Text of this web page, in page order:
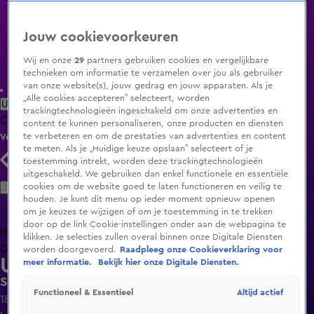
Uitzending Gemist Populaire programma's Zenders Genres
ClipsFilmsRadioSmart TV inlogShop
Volg KIJK
Zoeken
HomeUitzending Gemist Programma's De Bondgenoten
OranjezomerLivestreamsShop
Undercover in Nederland
Seizoen 11, aflevering 4
18 mei 2014, 21:30
Jouw cookievoorkeuren
Wij en onze29 partners gebruiken cookies en vergelijkbare
technieken om informatie te verzamelen over jou als gebruiker
van onze website(s), jouw gedrag en jouw apparaten. Als je
„Alle cookies accepteren” selecteert, worden
trackingtechnologieën ingeschakeld om onze advertenties en
content te kunnen personaliseren, onze producten en diensten
te verbeteren en om de prestaties van advertenties en content
te meten. Als je „Huidige keuze opslaan” selecteert of je
toestemming intrekt, worden deze trackingtechnologieën
uitgeschakeld. We gebruiken dan enkel functionele en essentiële
cookies om de website goed te laten functioneren en veilig te
houden. Je kunt dit menu op ieder moment opnieuw openen
om je keuzes te wijzigen of om je toestemming in te trekken
door op de link Cookie-instellingen onder aan de webpagina te
klikken. Je selecties zullen overal binnen onze Digitale Diensten
worden doorgevoerd.
Raadpleeg onze Cookieverklaring voor
meer informatie.
Bekijk hier onze Digitale Diensten.
Functioneel & Essentieel Altijd actief